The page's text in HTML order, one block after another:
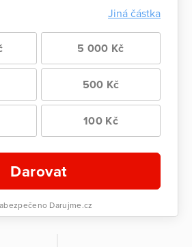
Jiná částka
5 000 Kč
500 Kč
100 Kč
Darovat
Darujme.cz